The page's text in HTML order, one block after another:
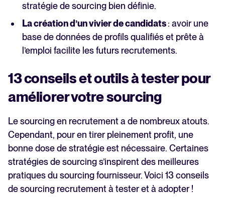
stratégie de sourcing bien définie.
La création d’un vivier de candidats: avoir une
base de données de profils qualifiés et prête à
l’emploi facilite les futurs recrutements.
13 conseils et outils à tester pour
améliorer votre sourcing
Le sourcing en recrutement a de nombreux atouts.
Cependant, pour en tirer pleinement profit, une
bonne dose de stratégie est nécessaire. Certaines
stratégies de sourcing s’inspirent des meilleures
pratiques du sourcing fournisseur. Voici 13 conseils
de sourcing recrutement à tester et à adopter !